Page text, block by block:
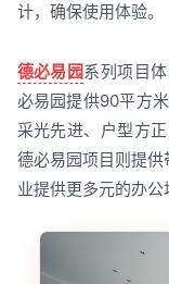
计，确保使用体验。
德必易园系列项目
必易园提供90平方
采光先进、户型方
德必易园项目则提
业提供更多元的办公